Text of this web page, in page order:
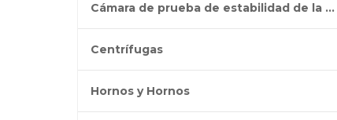
Cámara de prueba de estabilidad de la batería
Centrífugas
Hornos y Hornos